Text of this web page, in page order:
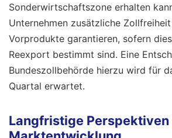
Sonderwirtschaftszone erhalten
Unternehmen zusätzliche
Vorprodukte garantieren, sofern
Reexport bestimmt sind. Eine
Bundeszollbehörde hierzu wird für
Quartal erwartet.
Langfristige Perspektiven